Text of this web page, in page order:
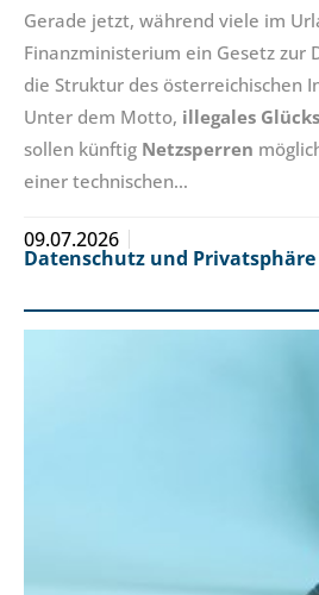
Gerade jetzt, während viele im
Finanzministerium ein Gesetz zur
die Struktur des österreichischen
Unter dem Motto, illegales
sollen künftig Netzsperren
einer technischen…
09.07.2026
Datenschutz und Privatsphäre